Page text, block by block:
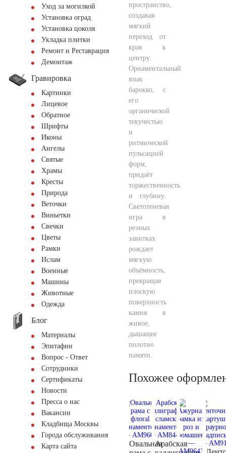
Уход за могилкой
Установка оград
Установка цоколя
Укладка плитки
Ремонт и Реставрация
Демонтаж
Гравировка
Картинки
Лицевое
Обратное
Шрифты
Иконы
Ангелы
Святые
Храмы
Кресты
Природа
Веточки
Виньетки
Свечки
Цветы
Рамки
Ислам
Военные
Машины
Животные
Одежда
Блог
Материалы
Эпитафии
Вопрос - Ответ
Сотрудники
Сертификаты
Новости
Пресса о нас
Вакансии
Кладбища Москвы
Города обслуживания
Карта сайта
пространство,
создавая
мягкий
переход от
края к
центру.
Орнаментальный
язык
барокко, с
его
органической
текучестью
и
ритмической
пульсацией
форм,
придаёт
торжественность
и глубину.
Светотеневая
игра в
резных
завитках
рождает
мягкую
объёмность,
превращая
плоскую
поверхность
камня в
живое,
дышащее
полотно
памяти.
Похожее
ОвальнаяАрабская